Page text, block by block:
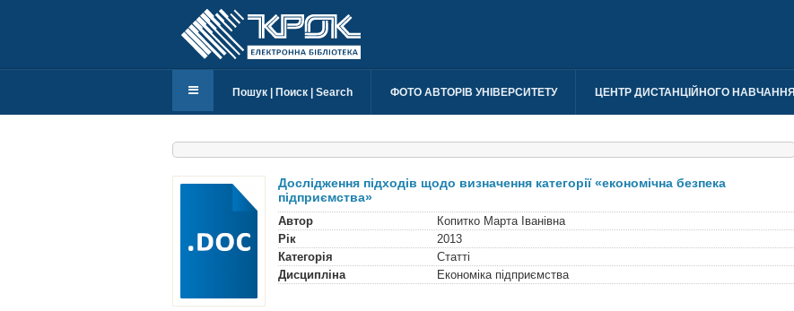
Пошук | Поиск | Search ФОТО АВТОРІВ УНІВЕРСИТЕТУ ЦЕНТР ДИСТАНЦІЙНОГО НАВЧАННЯ
Дослідження підходів щодо визначення категорії «економічна безпека
підприємства»
Автор
Копитко Марта Іванівна
Рік
2013
Категорія
Статті
Дисципліна
Економіка підприємства